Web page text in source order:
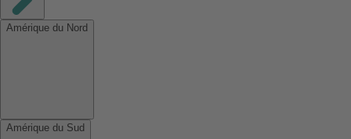
Amérique du Nord
Amérique du Sud